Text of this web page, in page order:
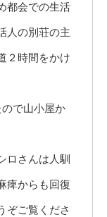
都会での生活
人の別荘の主
２時間をかけ
で山小屋か
ロさんは人馴
痺からも回復
ぞご覧くださ